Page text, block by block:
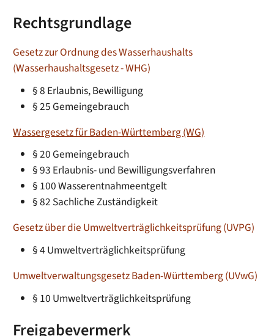
Rechtsgrundlage
Gesetz zur Ordnung des Wasserhaushalts
(Wasserhaushaltsgesetz - WHG)
§ 8 Erlaubnis, Bewilligung
§ 25 Gemeingebrauch
Wassergesetz für Baden-Württemberg (WG)
§ 20 Gemeingebrauch
§ 93 Erlaubnis- und Bewilligungsverfahren
§ 100 Wasserentnahmeentgelt
§ 82 Sachliche Zuständigkeit
Gesetz über die Umweltverträglichkeitsprüfung (UVPG)
§ 4 Umweltverträglichkeitsprüfung
Umweltverwaltungsgesetz Baden-Württemberg (UVwG)
§ 10 Umweltverträglichkeitsprüfung
Freigabevermerk